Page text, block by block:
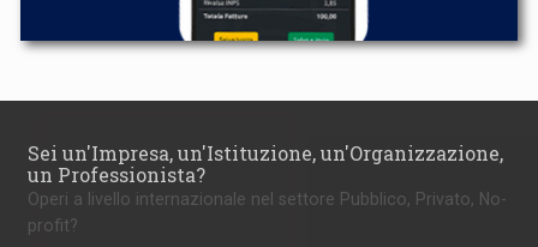
Sei un'Impresa, un'Istituzione, un'Organizzazione,
un Professionista?
Operi a livello internazionale nel settore Pubblico, Privato, No-
profit?